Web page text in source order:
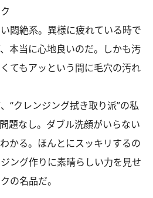
悶絶系。異様に疲れている時で
本当に心地良いのだ。しかも汚
てもアッという間に毛穴の汚れ
“クレンジング拭き取り派”の私
題なし。ダブル洗顔がいらない
かる。ほんとにスッキリするの
ング作りに素晴らしい力を見せ
の名品だ。